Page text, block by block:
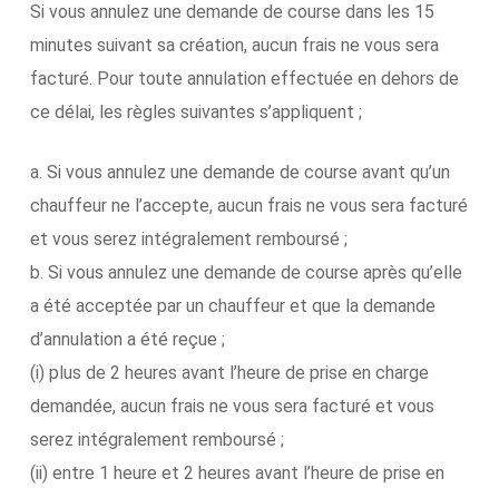
Si vous annulez une demande de course dans les 15
minutes suivant sa création, aucun frais ne vous sera
facturé. Pour toute annulation effectuée en dehors de
ce délai, les règles suivantes s’appliquent ;
a. Si vous annulez une demande de course avant qu’un
chauffeur ne l’accepte, aucun frais ne vous sera facturé
et vous serez intégralement remboursé ;
b. Si vous annulez une demande de course après qu’elle
a été acceptée par un chauffeur et que la demande
d’annulation a été reçue ;
(i) plus de 2 heures avant l’heure de prise en charge
demandée, aucun frais ne vous sera facturé et vous
serez intégralement remboursé ;
(ii) entre 1 heure et 2 heures avant l’heure de prise en